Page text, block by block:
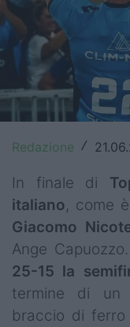
Champions Cup
Challenge Cup
World Rugby
Rugby in TV
Mercato
Serie A Elite
Campionati
Redazione /
In finale di
italiano, come
Giacomo
Ange
25-15 la
termine di un
braccio di